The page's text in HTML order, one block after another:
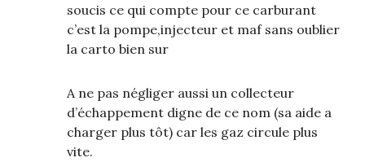
soucis ce qui compte pour ce carburant
c’est la pompe,injecteur et maf sans oublier
la carto bien sur
A ne pas négliger aussi un collecteur
d’échappement digne de ce nom (sa aide a
charger plus tôt) car les gaz circule plus
vite.